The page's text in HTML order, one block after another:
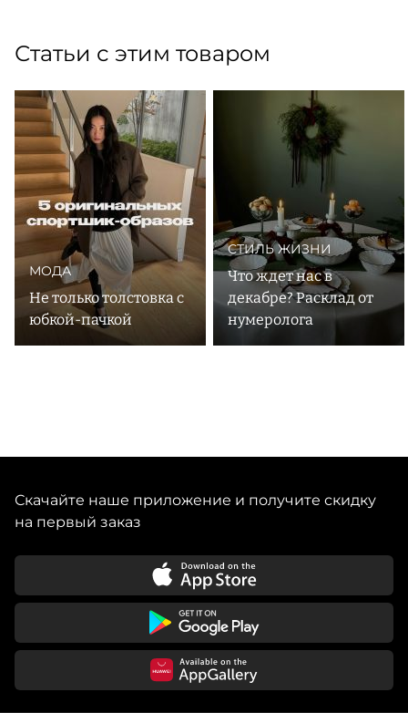
Статьи с этим товаром
МОДА
Не только толстовка с
юбкой-пачкой
СТИЛЬ ЖИЗНИ
Что ждет нас в
декабре? Расклад от
нумеролога
Скачайте наше приложение и получите скидку
на первый заказ